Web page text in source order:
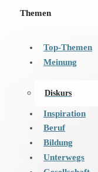
Themen
Top-Themen
Meinung
Diskurs
Inspiration
Beruf
Bildung
Unterwegs